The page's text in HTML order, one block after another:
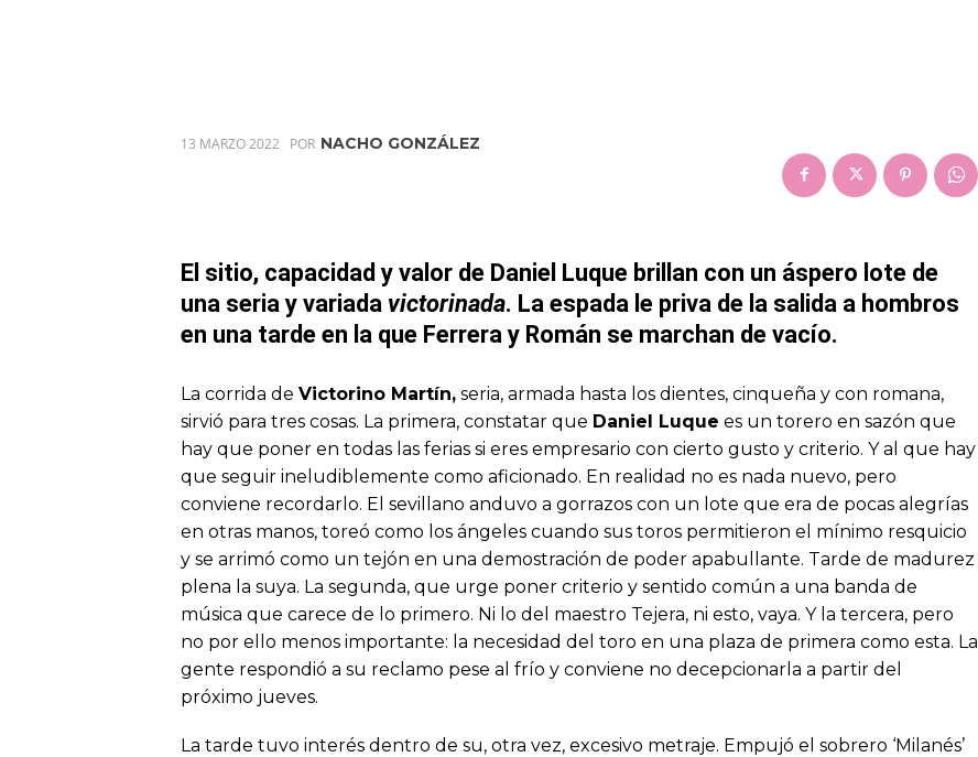
13 MARZO 2022 POR NACHO GONZÁLEZ
El sitio, capacidad y valor de Daniel Luque brillan con un áspero lote de
una seria y variada victorinada. La espada le priva de la salida a hombros
en una tarde en la que Ferrera y Román se marchan de vacío.
La corrida de Victorino Martín, seria, armada hasta los dientes, cinqueña y con romana,
sirvió para tres cosas. La primera, constatar que Daniel Luque es un torero en sazón que
hay que poner en todas las ferias si eres empresario con cierto gusto y criterio. Y al que hay
que seguir ineludiblemente como aficionado. En realidad no es nada nuevo, pero
conviene recordarlo. El sevillano anduvo a gorrazos con un lote que era de pocas alegrías
en otras manos, toreó como los ángeles cuando sus toros permitieron el mínimo resquicio
y se arrimó como un tejón en una demostración de poder apabullante. Tarde de madurez
plena la suya. La segunda, que urge poner criterio y sentido común a una banda de
música que carece de lo primero. Ni lo del maestro Tejera, ni esto, vaya. Y la tercera, pero
no por ello menos importante: la necesidad del toro en una plaza de primera como esta. La
gente respondió a su reclamo pese al frío y conviene no decepcionarla a partir del
próximo jueves.
La tarde tuvo interés dentro de su, otra vez, excesivo metraje. Empujó el sobrero ‘Milanés’